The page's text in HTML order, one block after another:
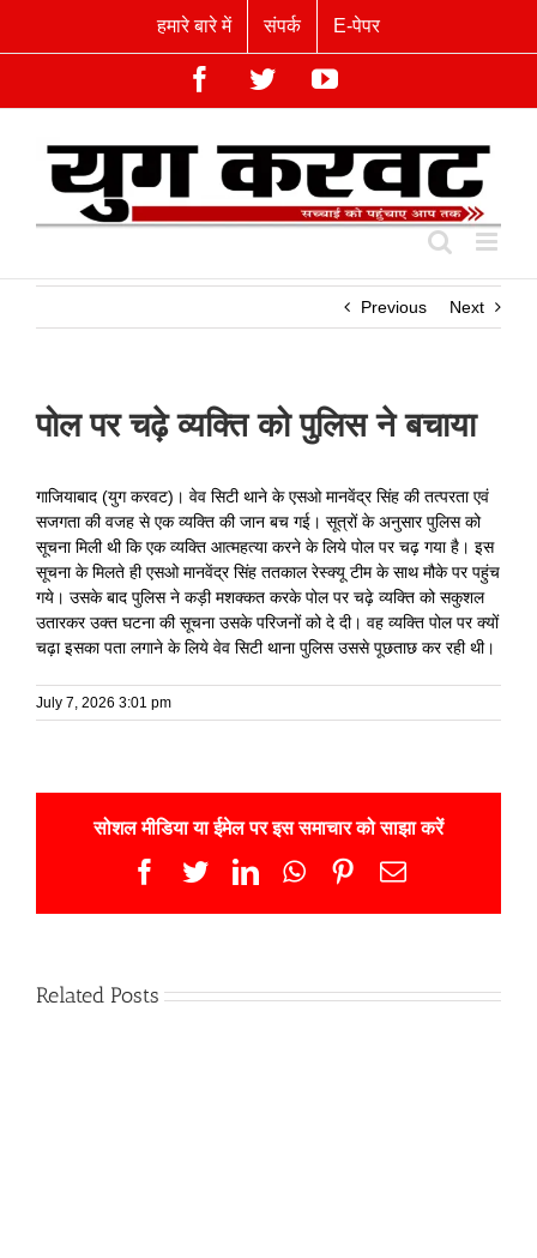
हमारे बारे में संपर्क E-पेपर
Facebook
TwitterYouTube
Previous Next
पोल पर चढ़े व्यक्ति को पुलिस ने बचाया
गाजियाबाद (युग करवट)। वेव सिटी थाने के एसओ मानवेंद्र सिंह की तत्परता एवं
सजगता की वजह से एक व्यक्ति की जान बच गई। सूत्रों के अनुसार पुलिस को
सूचना मिली थी कि एक व्यक्ति आत्महत्या करने के लिये पोल पर चढ़ गया है। इस
सूचना के मिलते ही एसओ मानवेंद्र सिंह ततकाल रेस्क्यू टीम के साथ मौके पर पहुंच
गये। उसके बाद पुलिस ने कड़ी मशक्कत करके पोल पर चढ़े व्यक्ति को सकुशल
उतारकर उक्त घटना की सूचना उसके परिजनों को दे दी। वह व्यक्ति पोल पर क्यों
चढ़ा इसका पता लगाने के लिये वेव सिटी थाना पुलिस उससे पूछताछ कर रही थी।
July 7, 2026 3:01 pm
सोशल मीडिया या ईमेल पर इस समाचार को साझा करें
Facebook
TwitterLinkedInWhatsApp
Pinterest
Email
Related Posts